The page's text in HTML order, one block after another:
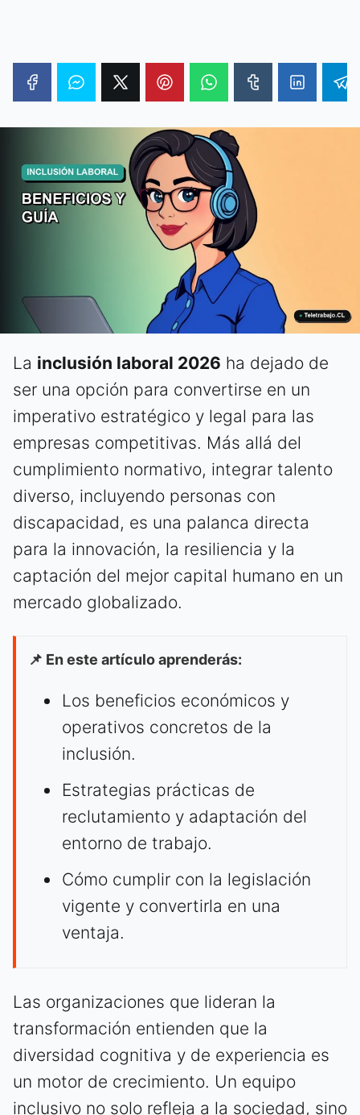
La inclusión laboral 2026 ha dejado de
ser una opción para convertirse en un
imperativo estratégico y legal para las
empresas competitivas. Más allá del
cumplimiento normativo, integrar talento
diverso, incluyendo personas con
discapacidad, es una palanca directa
para la innovación, la resiliencia y la
captación del mejor capital humano en un
mercado globalizado.
📌 En este artículo aprenderás:
Los beneficios económicos y
operativos concretos de la
inclusión.
Estrategias prácticas de
reclutamiento y adaptación del
entorno de trabajo.
Cómo cumplir con la legislación
vigente y convertirla en una
ventaja.
Las organizaciones que lideran la
transformación entienden que la
diversidad cognitiva y de experiencia es
un motor de crecimiento. Un equipo
inclusivo no solo refleja a la sociedad, sino